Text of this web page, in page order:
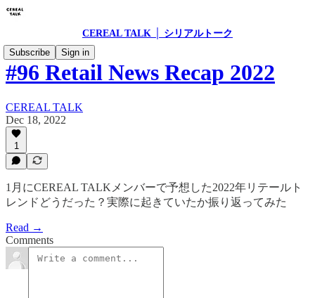
CEREAL TALK │ シリアルトーク
Subscribe
Sign in
#96 Retail News Recap 2022
CEREAL TALK
Dec 18, 2022
1
1月にCEREAL TALKメンバーで予想した2022年リテールト
レンドどうだった？実際に起きていたか振り返ってみた
Read →
Comments